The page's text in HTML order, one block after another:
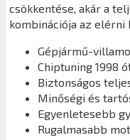
csökkentése, akár a
kombinációja az elérni
Gépjármű-
Chiptuning 1998
Biztonságos
Minőségi és
Egyenletesebb
Rugalmasabb